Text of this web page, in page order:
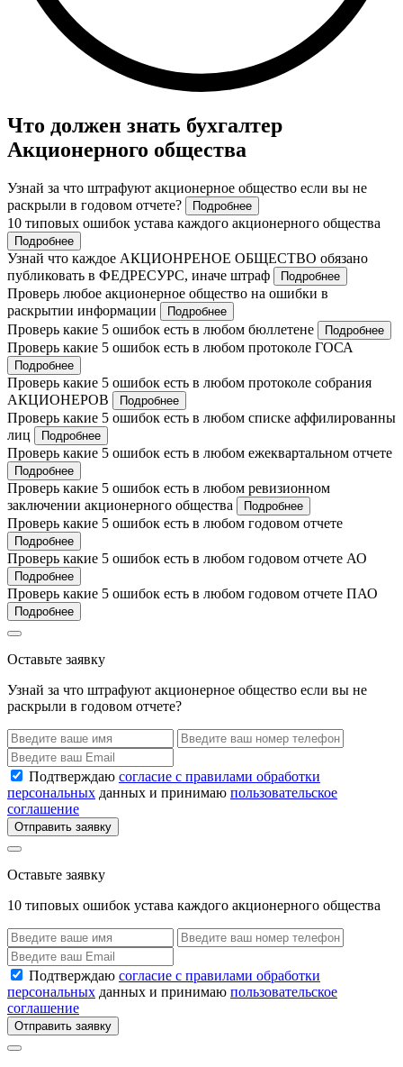
Что должен знать бухгалтер
Акционерного общества
Узнай за что штрафуют акционерное общество если вы не
раскрыли в годовом отчете?
Подробнее
10 типовых ошибок устава каждого акционерного общества
Подробнее
Узнай что каждое АКЦИОНРЕНОЕ ОБЩЕСТВО обязано
публиковать в ФЕДРЕСУРС, иначе штраф
Подробнее
Проверь любое акционерное общество на ошибки в
раскрытии информации
Подробнее
Проверь какие 5 ошибок есть в любом бюллетене Подробнее
Проверь какие 5 ошибок есть в любом протоколе ГОСА
Подробнее
Проверь какие 5 ошибок есть в любом протоколе собрания
АКЦИОНЕРОВ
Подробнее
Проверь какие 5 ошибок есть в любом списке аффилированны
лиц
Подробнее
Проверь какие 5 ошибок есть в любом ежеквартальном отчете
Подробнее
Проверь какие 5 ошибок есть в любом ревизионном
заключении акционерного общества
Подробнее
Проверь какие 5 ошибок есть в любом годовом отчете
Подробнее
Проверь какие 5 ошибок есть в любом годовом отчете АО
Подробнее
Проверь какие 5 ошибок есть в любом годовом отчете ПАО
Подробнее
Оставьте заявку
Узнай за что штрафуют акционерное общество если вы не
раскрыли в годовом отчете?
Подтверждаю согласие с правилами обработки
персональных данных и принимаю пользовательское
соглашение
Отправить заявку
Оставьте заявку
10 типовых ошибок устава каждого акционерного общества
Подтверждаю согласие с правилами обработки
персональных данных и принимаю пользовательское
соглашение
Отправить заявку